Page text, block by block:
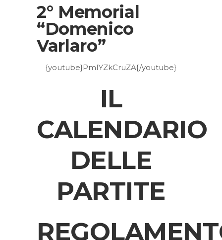
2° Memorial
“Domenico
Varlaro”
{youtube}PmIYZkCruZA{/youtube}
IL
CALENDARIO
DELLE
PARTITE